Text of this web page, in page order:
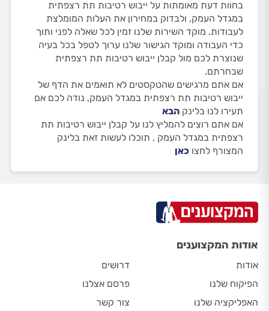
בחוות דעת מאומתות על ייבוש רטיבות תת רצפתית
במגדל העמק, ולבדוק במחירון את העלות המומלצת
לעבודות. מוקד השירות שלנו זמין לכל שאלה לפני ותוך
כדי העבודה ומוקד הגישור שלנו ערוך לטפל בכל בעיה
שנוצרת לכם מול קבלן ייבוש רטיבות תת רצפתית
שבחרתם.
אם אתם מרגישים שהטקסטים לא תואמים את הדף של
ייבוש רטיבות תת רצפתית במגדל העמק, נודה לכם אם
תעירו לנו בלינק הבא
אם אתם רוצים להמליץ לנו על קבלן ייבוש רטיבות תת
רצפתית במגדל העמק , תוכלו לעשות זאת בלינק
המצורף לחצו כאן
אודות המקצוענים
אודות
הפיקוח שלנו
האפליקציה שלנו
דרושים
פרסם אצלנו
צור קשר